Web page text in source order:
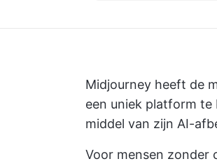
Midjourney heeft de
een uniek platform
middel van zijn AI-
Voor mensen zonder